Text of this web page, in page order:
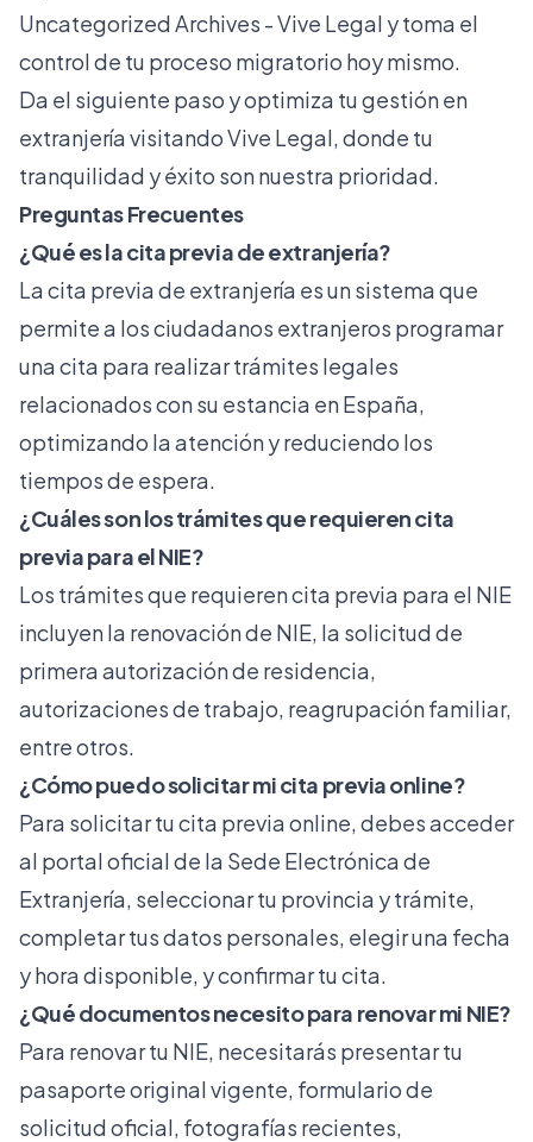
Uncategorized Archives - Vive Legal y toma el
control de tu proceso migratorio hoy mismo.
Da el siguiente paso y optimiza tu gestión en
extranjería visitando Vive Legal, donde tu
tranquilidad y éxito son nuestra prioridad.
Preguntas Frecuentes
¿Qué es la cita previa de extranjería?
La cita previa de extranjería es un sistema que
permite a los ciudadanos extranjeros programar
una cita para realizar trámites legales
relacionados con su estancia en España,
optimizando la atención y reduciendo los
tiempos de espera.
¿Cuáles son los trámites que requieren cita
previa para el NIE?
Los trámites que requieren cita previa para el NIE
incluyen la renovación de NIE, la solicitud de
primera autorización de residencia,
autorizaciones de trabajo, reagrupación familiar,
entre otros.
¿Cómo puedo solicitar mi cita previa online?
Para solicitar tu cita previa online, debes acceder
al portal oficial de la Sede Electrónica de
Extranjería, seleccionar tu provincia y trámite,
completar tus datos personales, elegir una fecha
y hora disponible, y confirmar tu cita.
¿Qué documentos necesito para renovar mi NIE?
Para renovar tu NIE, necesitarás presentar tu
pasaporte original vigente, formulario de
solicitud oficial, fotografías recientes,